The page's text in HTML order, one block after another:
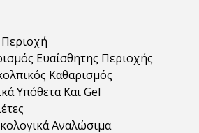
Ευαίσθητης Περιοχής
Καθαρισμός
Υπόθετα Και Gel
Αναλώσιμα